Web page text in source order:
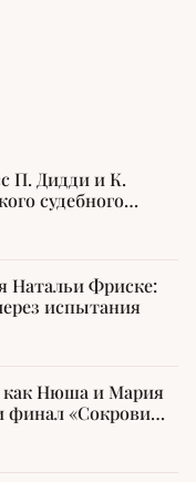
П. Дидди и К.
судебного
Натальи Фриске:
испытания
Нюша и Мария
финал «Сокровищ